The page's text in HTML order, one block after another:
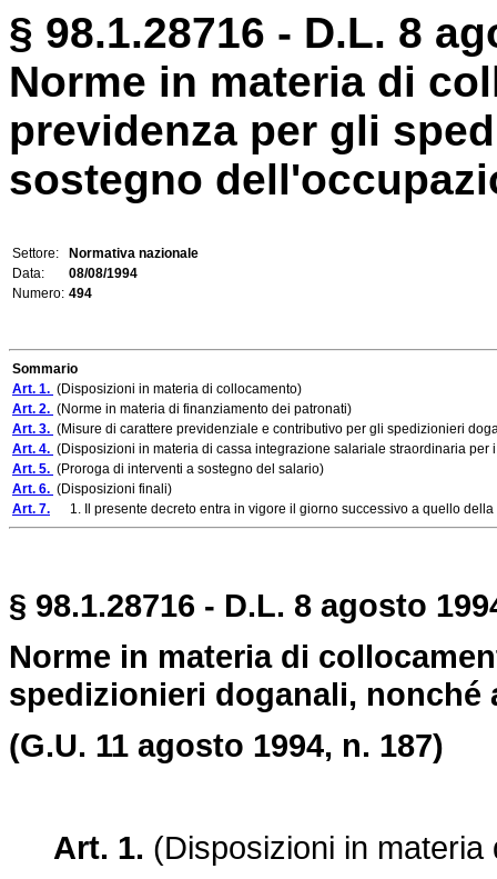
§ 98.1.28716 - D.L. 8
Norme in materia di
previdenza per gli
sostegno
Settore:
Normativa nazionale
Data:
08/08/1994
Numero: 494
Sommario
Art. 1. (Disposizioni in materia di collocamento)
Art. 2. (Norme in materia di finanziamento dei patronati)
Art. 3. (Misure di carattere previdenziale e contributivo per gli spedizionieri
Art. 4. (Disposizioni in materia di cassa integrazione salariale straordinaria
Art. 5. (Proroga di interventi a sostegno del salario)
Art. 6. (Disposizioni finali)
Art. 7. 1. Il presente decreto entra in vigore il giorno successivo a quello
§ 98.1.28716 - D.L. 8 agosto
Norme in materia di
spedizionieri doganali,
(G.U. 11 agosto 1994, n. 187)
Art. 1. (Disposizioni in materia